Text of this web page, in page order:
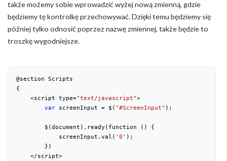
także możemy sobie wprowadzić wyżej nową zmienną, gdzie
będziemy tę kontrolkę przechowywać. Dzięki temu będziemy się
później tylko odnosić poprzez nazwę zmiennej, także będzie to
troszkę wygodniejsze.
@section Scripts
{
    <script type=
"text/javascript">
var screenInput = $( "#ScreenInput" );
        $(document).ready(function () {
            screenInput.val(
'0' );
        })
    </script>